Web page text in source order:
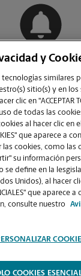
PÁGINA DE LA
y
similares
sitio(s) y en
clic en "ACCEPTAR
uso de todas las
al hacer clic en
que aparece a
las cookies, como las
su información
se define en la
Unidos), al hacer
que aparece
consulte nuestro
COOKIES